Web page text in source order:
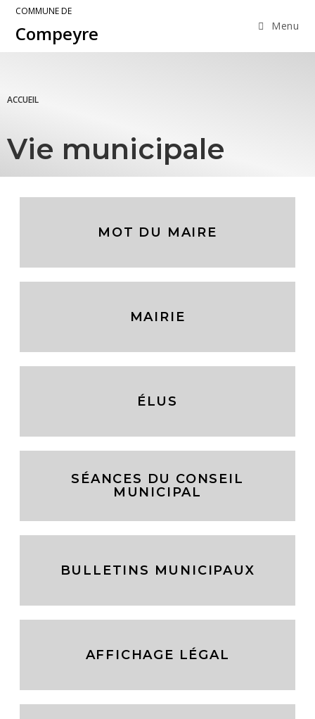
COMMUNE DE
Compeyre Menu
ACCUEIL
Vie municipale
MOT DU MAIRE
MAIRIE
ÉLUS
SÉANCES DU CONSEIL
MUNICIPAL
BULLETINS MUNICIPAUX
AFFICHAGE LÉGAL